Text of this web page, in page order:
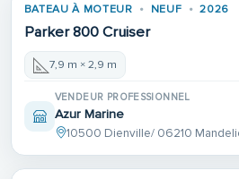
BATEAU À MOTEUR NEUF 2026
Parker 800 Cruiser
7,9 m × 2,9 m
VENDEUR PROFESSIONNEL
Azur Marine
10500 Dienville/ 06210